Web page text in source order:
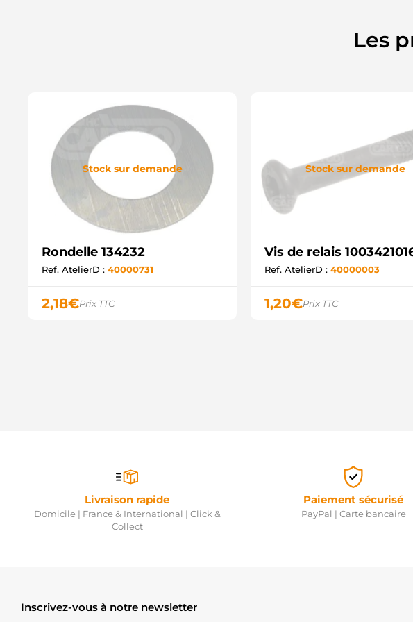
Les
Stock sur demande
Rondelle 134232
Ref. AtelierD : 40000731
2,18€Prix TTC
Stock sur demande
Vis de relais
Ref. AtelierD : 40000003
1,20€Prix TTC
Livraison rapide
Domicile | France & International | Click &
Collect
Paiement sécurisé
PayPal | Carte bancaire
Inscrivez-vous à notre newsletter